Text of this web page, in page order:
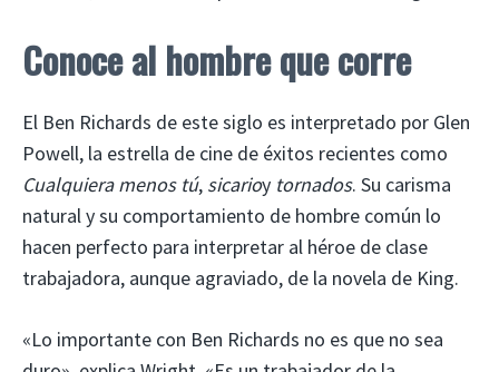
Conoce al hombre que corre
El Ben Richards de este siglo es interpretado por Glen
Powell, la estrella de cine de éxitos recientes como
Cualquiera menos tú, sicarioy tornados. Su carisma
natural y su comportamiento de hombre común lo
hacen perfecto para interpretar al héroe de clase
trabajadora, aunque agraviado, de la novela de King.
«Lo importante con Ben Richards no es que no sea